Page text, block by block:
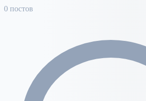
0 постов